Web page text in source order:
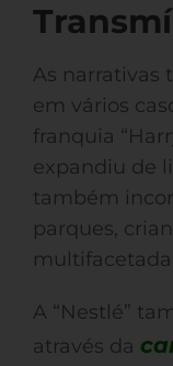
As narrativas
em vários
franquia
expandiu de
também
parques,
A “Nestlé”
através da